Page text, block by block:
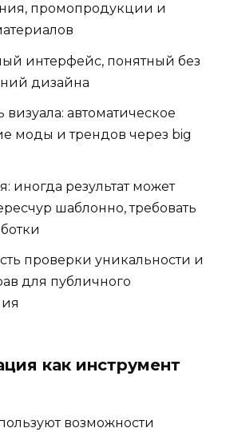
промопродукции и
интерфейс, понятный без
дизайна
визуала: автоматическое
моды и трендов через big
иногда результат может
шаблонно, требовать
проверки уникальности и
для публичного
как инструмент
возможности